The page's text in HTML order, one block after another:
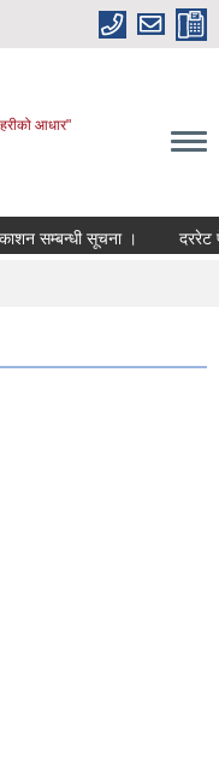
आधार"
सम्बन्धी सूचना । दररेट पेश